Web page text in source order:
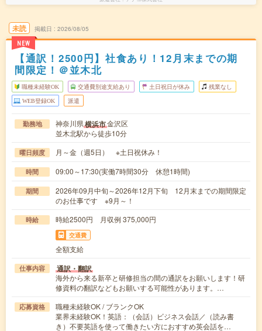
未読
NEW
掲載日 2026/08/05
【通訳！2500円】社食あり！12月末までの期
間限定！＠並木北
職種未経験OK 交通費別途支給あり 土日祝日が休み 残業なし
WEB登録OK 派遣
勤務地 神奈川県横浜市金沢区
並木北駅から徒歩10分
曜日頻度 月～金（週5日） ※土日祝休み！
時間 09:00～17:30(実働7時間30分 休憩1時間)
期間
2026年09月中旬～2026年12月下旬 12月末までの期間限定
のお仕事です ※9月～！
時給 時給2500円 月収例 375,000円
交通費
全額支給
仕事内容 通訳・翻訳
海外から来る新卒と研修担当の間の通訳をお願いします！研
修資料の翻訳などもお願いする可能性があります。…
応募資格
職種未経験OK / ブランクOK
業界未経験OK！英語：（会話）ビジネス会話／（読み書
き）不要英語を使って働きたい方におすすめ英会話を…